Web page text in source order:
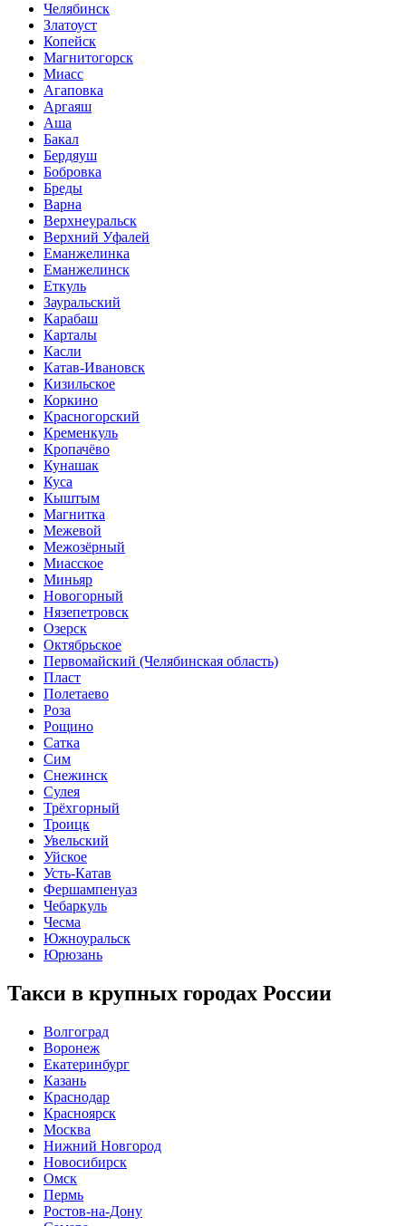
Челябинск
Златоуст
Копейск
Магнитогорск
Миасс
Агаповка
Аргаяш
Аша
Бакал
Бердяуш
Бобровка
Бреды
Варна
Верхнеуральск
Верхний Уфалей
Еманжелинка
Еманжелинск
Еткуль
Зауральский
Карабаш
Карталы
Касли
Катав-Ивановск
Кизильское
Коркино
Красногорский
Кременкуль
Кропачёво
Кунашак
Куса
Кыштым
Магнитка
Межевой
Межозёрный
Миасское
Миньяр
Новогорный
Нязепетровск
Озерск
Октябрьское
Первомайский (Челябинская область)
Пласт
Полетаево
Роза
Рощино
Сатка
Сим
Снежинск
Сулея
Трёхгорный
Троицк
Увельский
Уйское
Усть-Катав
Фершампенуаз
Чебаркуль
Чесма
Южноуральск
Юрюзань
Такси в крупных городах России
Волгоград
Воронеж
Екатеринбург
Казань
Краснодар
Красноярск
Москва
Нижний Новгород
Новосибирск
Омск
Пермь
Ростов-на-Дону